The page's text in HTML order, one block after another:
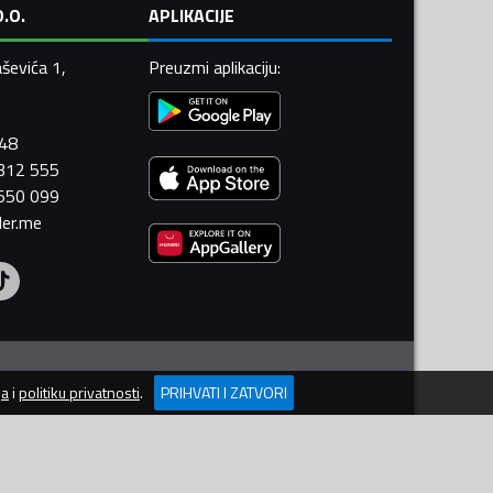
1,
555
099
APLIKACIJE
Preuzmi aplikaciju:
ipolitiku privatnosti. PRIHVATI I ZATVORI